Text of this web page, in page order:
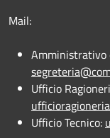
Mail:
Amministrativo
Ufficio
Ufficio Tecnico: